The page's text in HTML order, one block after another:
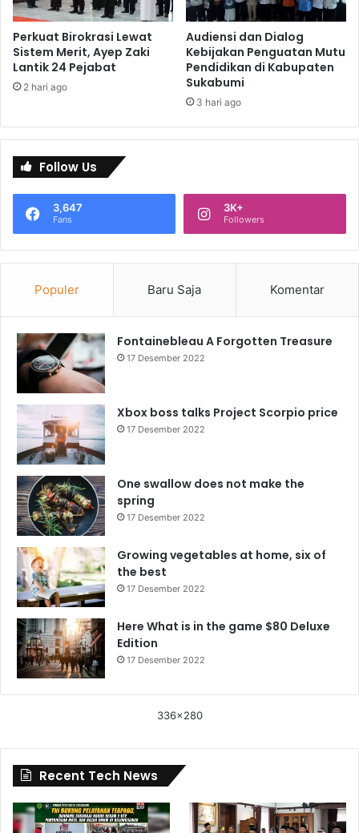
Perkuat Birokrasi Lewat
Sistem Merit, Ayep Zaki
Lantik 24 Pejabat
2 hari ago
Audiensi dan Dialog
Kebijakan Penguatan Mutu
Pendidikan di Kabupaten
Sukabumi
3 hari ago
Follow Us
3,647
Fans
3K+
Followers
Populer Baru Saja Komentar
Fontainebleau A Forgotten Treasure
17 Desember 2022
Xbox boss talks Project Scorpio price
17 Desember 2022
One swallow does not make the
spring
17 Desember 2022
Growing vegetables at home, six of
the best
17 Desember 2022
Here What is in the game $80 Deluxe
Edition
17 Desember 2022
336x280
Recent Tech News